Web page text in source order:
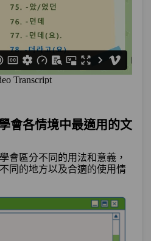
會各情境中最適用的文
會區分不同的用法和意義，
同的地方以及合適的使用情